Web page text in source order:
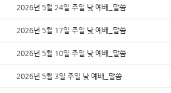
2026년 5월 24일 주일 낮 예배_말씀
2026년 5월 17일 주일 낮 예배_말씀
2026년 5월 10일 주일 낮 예배_말씀
2026년 5월 3일 주일 낮 예배_말씀